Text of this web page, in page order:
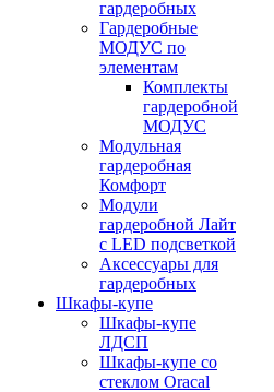
гардеробных
Гардеробные
МОДУС по
элементам
Комплекты
гардеробной
МОДУС
Модульная
гардеробная
Комфорт
Модули
гардеробной Лайт
с LED подсветкой
Аксессуары для
гардеробных
Шкафы-купе
Шкафы-купе
ЛДСП
Шкафы-купе со
стеклом Oracal